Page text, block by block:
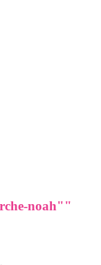
Workshops
noah""